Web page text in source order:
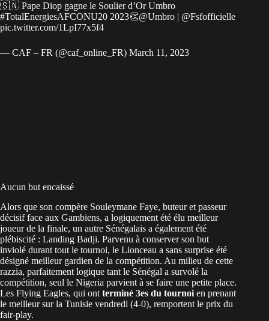
🇸🇳 Pape Diop gagne le Soulier d’Or Umbro
#TotalEnergiesAFCONU20 2023👏@Umbro | @Fsfofficielle
pic.twitter.com/1LpI77x5f4
— CAF – FR (@caf_online_FR) March 11, 2023
Aucun but encaissé
Alors que son compère Souleymane Faye, buteur et passeur
décisif face aux Gambiens, a logiquement été élu meilleur
joueur de la finale, un autre Sénégalais a également été
plébiscité : Landing Badji. Parvenu à conserver son but
inviolé durant tout le tournoi, le Lionceau a sans surprise été
désigné meilleur gardien de la compétition. Au milieu de cette
razzia, parfaitement logique tant le Sénégal a survolé la
compétition, seul le Nigeria parvient à se faire une petite place.
Les Flying Eagles, qui ont terminé 3es du tournoi en prenant
le meilleur sur la Tunisie vendredi (4-0), remportent le prix du
fair-play.